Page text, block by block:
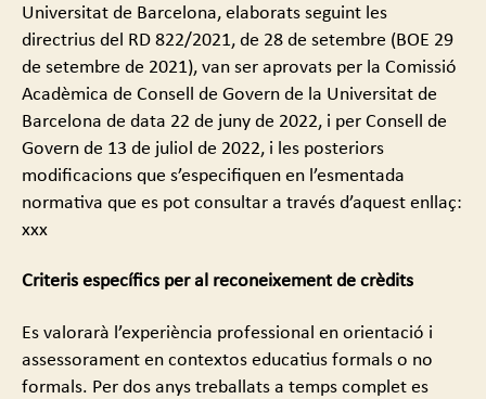
Universitat de Barcelona, elaborats seguint les
directrius del RD 822/2021, de 28 de setembre (BOE 29
de setembre de 2021), van ser aprovats per la Comissió
Acadèmica de Consell de Govern de la Universitat de
Barcelona de data 22 de juny de 2022, i per Consell de
Govern de 13 de juliol de 2022, i les posteriors
modificacions que s’especifiquen en l’esmentada
normativa que es pot consultar a través d’aquest enllaç:
xxx
Criteris específics per al reconeixement de crèdits
Es valorarà l’experiència professional en orientació i
assessorament en contextos educatius formals o no
formals. Per dos anys treballats a temps complet es